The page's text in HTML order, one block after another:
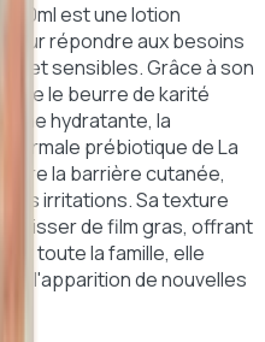
est une lotion
répondre aux besoins
et sensibles. Grâce à son
le beurre de karité
hydratante, la
prébiotique de La
la barrière cutanée,
les irritations. Sa texture
laisser de film gras, offrant
toute la famille, elle
l'apparition de nouvelles